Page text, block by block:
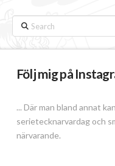
Search
Följ mig på
... Där man bland annat
serietecknarvardag och
närvarande.